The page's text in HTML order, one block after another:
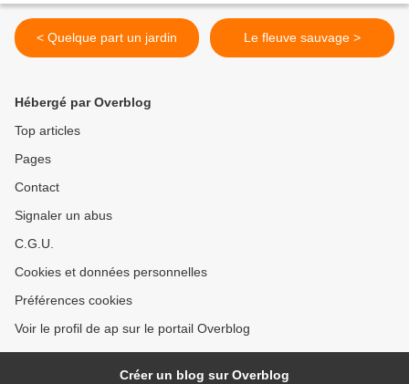
< Quelque part un jardin Le fleuve sauvage >
Hébergé par Overblog
Top articles
Pages
Contact
Signaler un abus
C.G.U.
Cookies et données personnelles
Préférences cookies
Voir le profil de ap sur le portail Overblog
Créer un blog sur Overblog